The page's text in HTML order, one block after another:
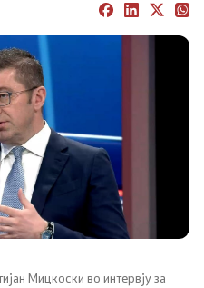
на Владата
на Владата
Мицкоски во интервју за